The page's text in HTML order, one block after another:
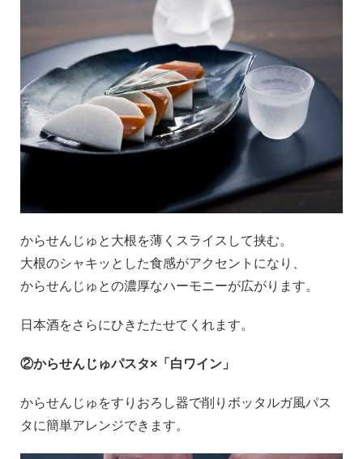
からせんじゅと大根を薄くスライスして挟む。
大根のシャキッとした食感がアクセントになり、
からせんじゅとの濃厚なハーモニーが広がります。
日本酒をさらにひきたたせてくれます。
②からせんじゅパスタ×「白ワイン」
からせんじゅをすりおろし器で削りボッタルガ風パス
タに簡単アレンジできます。